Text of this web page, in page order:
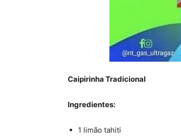
Caipirinha Tradicional
Ingredientes:
1 limão tahiti